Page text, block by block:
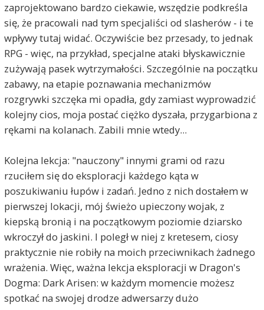
zaprojektowano bardzo ciekawie, wszędzie podkreśla
się, że pracowali nad tym specjaliści od slasherów - i te
wpływy tutaj widać. Oczywiście bez przesady, to jednak
RPG - więc, na przykład, specjalne ataki błyskawicznie
zużywają pasek wytrzymałości. Szczególnie na początku
zabawy, na etapie poznawania mechanizmów
rozgrywki szczęka mi opadła, gdy zamiast wyprowadzić
kolejny cios, moja postać ciężko dyszała, przygarbiona z
rękami na kolanach. Zabili mnie wtedy...
Kolejna lekcja: "nauczony" innymi grami od razu
rzuciłem się do eksploracji każdego kąta w
poszukiwaniu łupów i zadań. Jedno z nich dostałem w
pierwszej lokacji, mój świeżo upieczony wojak, z
kiepską bronią i na początkowym poziomie dziarsko
wkroczył do jaskini. I poległ w niej z kretesem, ciosy
praktycznie nie robiły na moich przeciwnikach żadnego
wrażenia. Więc, ważna lekcja eksploracji w Dragon's
Dogma: Dark Arisen: w każdym momencie możesz
spotkać na swojej drodze adwersarzy dużo